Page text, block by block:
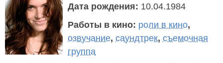
Дата рождения: 10.04.1984
Работы в кино: роли в кино,
озвучание, саундтрек, съемочная
группа